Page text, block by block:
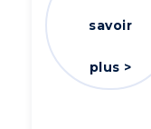
savoir
plus >